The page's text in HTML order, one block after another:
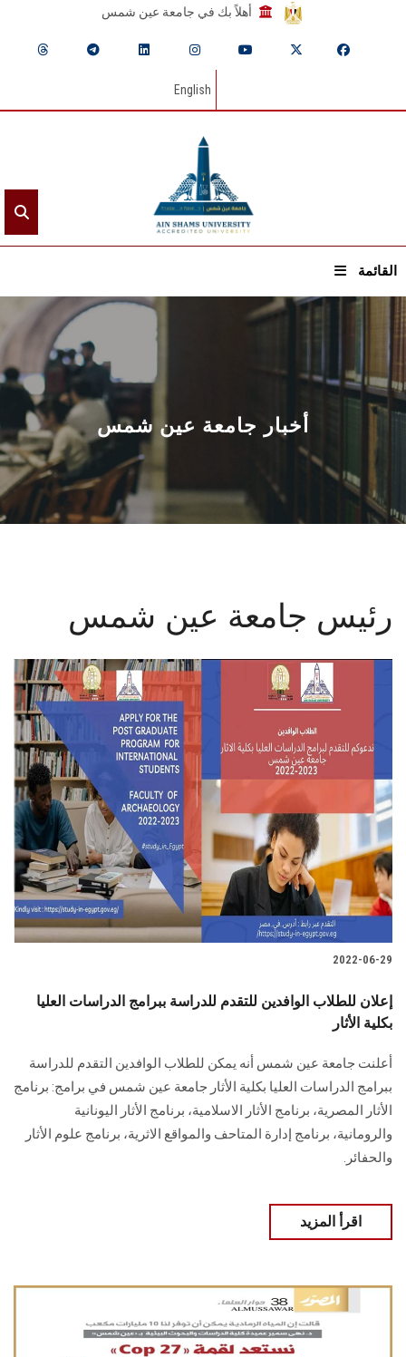
أهلاً بك في جامعة عين شمس
English
القائمة
الرئيسيـة
عن الجامعة
القطاعـات
الشئون الأكاديمية
البحث العلمي
المراكز والوحدات
الأنظمة الذكية
الإعلام
تواصل معنا
الطلاب
هيئة التدريس
الدراسات العليا
الزائـرون
سجل الان
أخبار جامعة عين شمس
رئيس جامعة عين شمس
2022-06-29
إعلان للطلاب الوافدين للتقدم للدراسة ببرامج الدراسات العليا
بكلية الأثار
أعلنت جامعة عين شمس أنه يمكن للطلاب الوافدين التقدم للدراسة
ببرامج الدراسات العليا بكلية الأثار جامعة عين شمس في برامج: برنامج
الأثار المصرية، برنامج الأثار الاسلامية، برنامج الأثار اليونانية
والرومانية، برنامج إدارة المتاحف والمواقع الاثرية، برنامج علوم الأثار
والحفائر.
اقرأ المزيد